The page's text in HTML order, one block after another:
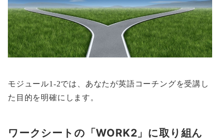
モジュール1-2では、あなたが英語コーチングを受講し
た目的を明確にします。
ワークシートの「WORK2」に取り組ん